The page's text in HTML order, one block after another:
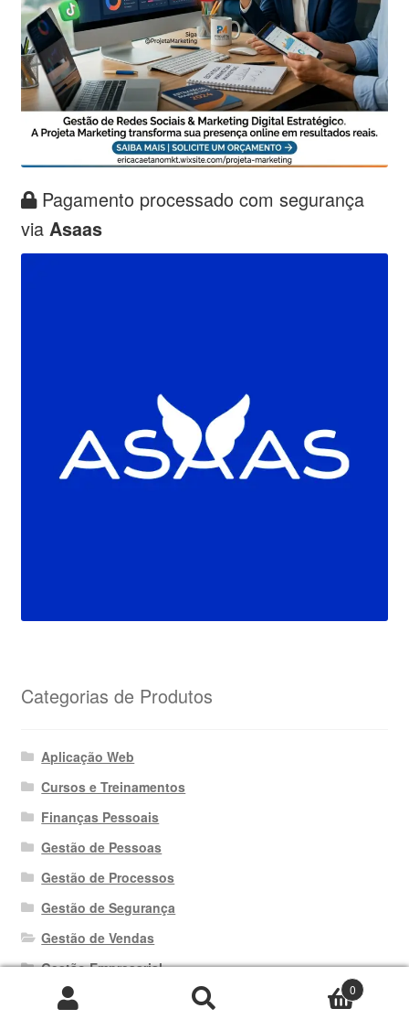
Pagamento processado com segurança
via Asaas
Categorias de Produtos
Aplicação Web
Cursos e Treinamentos
Finanças Pessoais
Gestão de Pessoas
Gestão de Processos
Gestão de Segurança
Gestão de Vendas
Gestão Empresarial
Gestão Operacional
Pesquisar
Pesquisar
0